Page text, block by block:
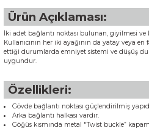
Ürün Açıklaması:
İki adet bağlantı noktası bulunan, giyilmesi
Kullanıcının her iki ayağının da yatay veya
ettiği durumlarda emniyet sistemi ve düşüş
uygundur.
Özellikleri:
Gövde bağlantı noktası güçlendirilmiş
Arka bağlantı halkası vardır.
Göğüs kısmında metal "Twist buckle”